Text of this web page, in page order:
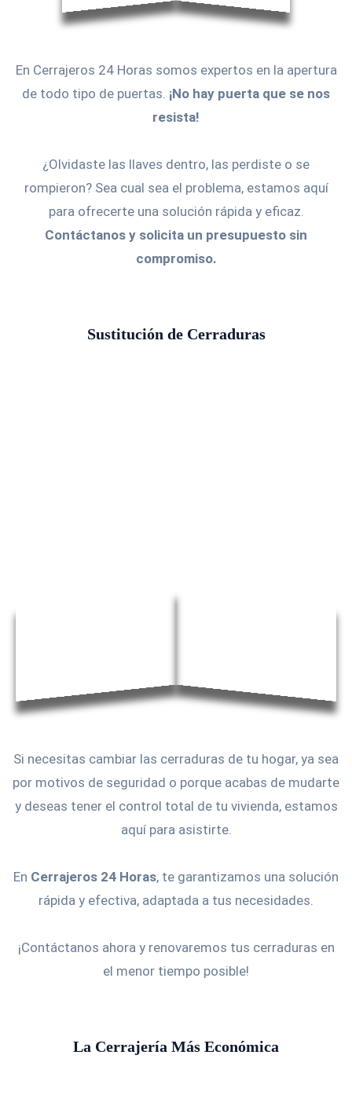
En Cerrajeros 24 Horas somos expertos en la apertura
de todo tipo de puertas. ¡No hay puerta que se nos
resista!
¿Olvidaste las llaves dentro, las perdiste o se
rompieron? Sea cual sea el problema, estamos aquí
para ofrecerte una solución rápida y eficaz.
Contáctanos y solicita un presupuesto sin
compromiso.
Sustitución de Cerraduras
Si necesitas cambiar las cerraduras de tu hogar, ya sea
por motivos de seguridad o porque acabas de mudarte
y deseas tener el control total de tu vivienda, estamos
aquí para asistirte.
En Cerrajeros 24 Horas, te garantizamos una solución
rápida y efectiva, adaptada a tus necesidades.
¡Contáctanos ahora y renovaremos tus cerraduras en
el menor tiempo posible!
La Cerrajería Más Económica